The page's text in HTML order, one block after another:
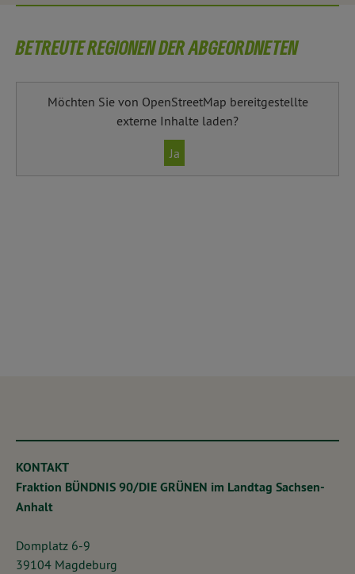
BETREUTE REGIONEN DER ABGEORDNETEN
Möchten Sie von OpenStreetMap bereitgestellte
externe Inhalte laden?
Ja
KONTAKT
Fraktion BÜNDNIS 90/DIE GRÜNEN im Landtag Sachsen-
Anhalt
Domplatz 6-9
39104 Magdeburg